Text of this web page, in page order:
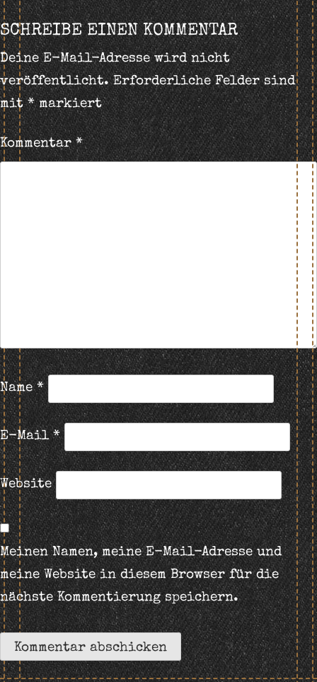
NAVIGATION
SCHREIBE EINEN KOMMENTAR
Deine E-Mail-Adresse wird nicht
veröffentlicht. Erforderliche Felder sind
mit*markiert
Kommentar*
Name*
E-Mail*
Website
Meinen Namen, meine E-Mail-Adresse und
meine Website in diesem Browser für die
nächste Kommentierung speichern.